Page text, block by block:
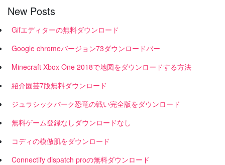
New Posts
Gifエディターの無料ダウンロード
Google chromeバージョン73ダウンロードバー
Minecraft Xbox One 2018で地図をダウンロードする方法
紹介園芸7版無料ダウンロード
ジュラシックパーク恐竜の戦い完全版をダウンロード
無料ゲーム登録なしダウンロードなし
コディの模倣肌をダウンロード
Connectify dispatch proの無料ダウンロード